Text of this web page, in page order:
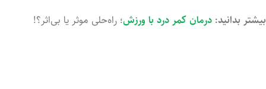
بیشتر بدانید: درمان کمر درد با ورزش؛ راه‌حلی موثر یا بی‌اثر؟!